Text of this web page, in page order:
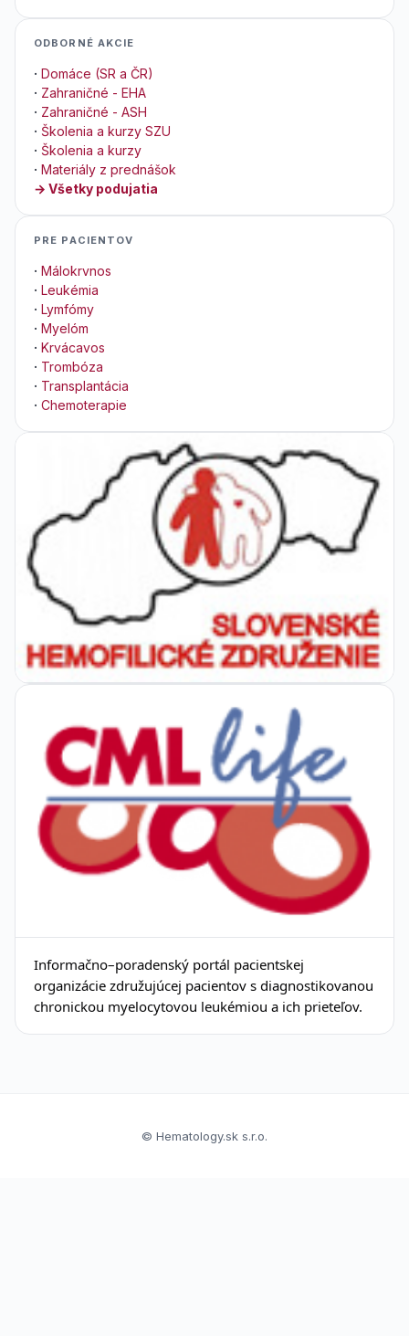
ODBORNÉ AKCIE
· Domáce (SR a ČR)
· Zahraničné - EHA
· Zahraničné - ASH
· Školenia a kurzy SZU
· Školenia a kurzy
· Materiály z prednášok
→ Všetky podujatia
PRE PACIENTOV
· Málokrvnos
· Leukémia
· Lymfómy
· Myelóm
· Krvácavos
· Trombóza
· Transplantácia
· Chemoterapie
Informačno–poradenský portál pacientskej
organizácie združujúcej pacientov s diagnostikovanou
chronickou myelocytovou leukémiou a ich prieteľov.
© Hematology.sk s.r.o.